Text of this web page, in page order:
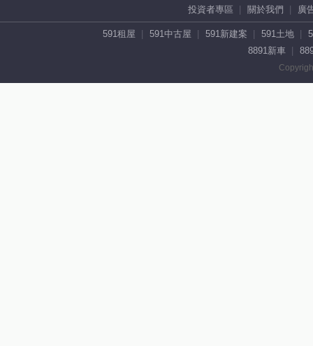
投資者專區 關於我們 廣
591租屋 591中古屋 591新建案 591土地
8891新車